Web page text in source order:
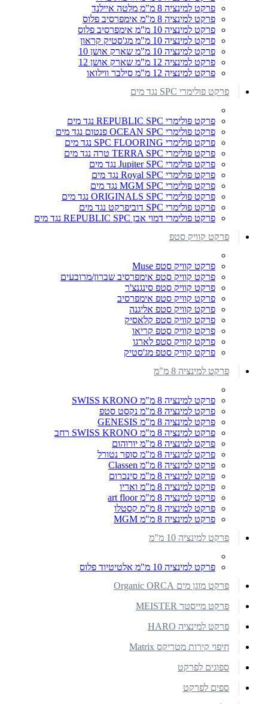
פרקט למינציה 8 מ"מ מלטה איילנד
פרקט למינציה 8 מ"מ אימפרסיב פלוס
פרקט למינציה 10 מ"מ אימפרסיב פלוס
פרקט למינציה 10 מ"מ מג'סטיק קראון
פרקט למינציה 10 מ"מ שארק אושן 10
פרקט למינציה 12 מ"מ שארק אושן 12
פרקט למינציה 12 מ"מ סילבר ווילואו
פרקט פולימרי SPC נגד מים
פרקט פולימרי REPUBLIC SPC נגד מים
פרקט פולימרי OCEAN SPC פנטום נגד מים
פרקט פולימרי SPC FLOORING נגד מים
פרקט פולימרי TERRA SPC טרה נגד מים
פרקט פולימרי Jupiter SPC נגד מים
פרקט פולימרי Royal SPC נגד מים
פרקט פולימרי MGM SPC נגד מים
פרקט פולימרי ORIGINALS SPC נגד מים
פרקט פולימרי SPC דוביפרקט נגד מים
פרקט פולימרי דמוי אבן REPUBLIC SPC נגד מים
פרקט קוויק סטפ
פרקט קוויק סטפ Muse
פרקט קוויק סטפ אימפרסיב שברון/מרובעים
פרקט קוויק סטפ סינגנצ'ר
פרקט קוויק סטפ אימפרסיב
פרקט קוויק סטפ אליגנה
פרקט קוויק סטפ קלאסיק
פרקט קוויק סטפ קריאו
פרקט קוויק סטפ לארגו
פרקט קוויק סטפ מג'סטיק
פרקט למינציה 8 מ"מ
פרקט למינציה 8 מ"מ SWISS KRONO
פרקט למינציה 8 מ"מ נקסט סטפ
פרקט למינציה 8 מ"מ GENESIS
פרקט למינציה 8 מ"מ SWISS KRONO רחב
פרקט למינציה 8 מ"מ יורוהום
פרקט למינציה 8 מ"מ סופר נטורל
פרקט למינציה 8 מ"מ Classen
פרקט למינציה 8 מ"מ סינכרום
פרקט למינציה 8 מ"מ ואריו
פרקט למינציה 8 מ"מ art floor
פרקט למינציה 8 מ"מ קסטלו
פרקט למינציה 8 מ"מ MGM
פרקט למינציה 10 מ"מ
פרקט למינציה 10 מ"מ אלטיטיוד פלוס
פרקט מוגן מים Organic ORCA
פרקט מייסטר MEISTER
פרקט למינציה HARO
חיפוי קירות מטריקס Matrix
ספוגים לפרקט
ספים לפרקט